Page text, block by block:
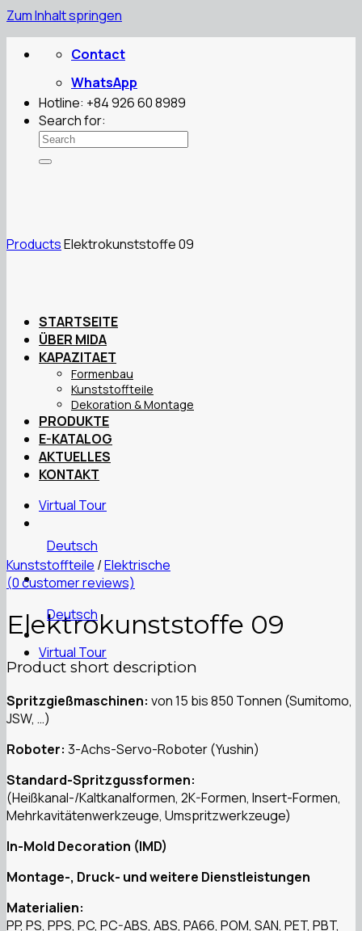
Zum Inhalt springen
Contact
WhatsApp
Hotline: +84 926 60 8989
Search for:
STARTSEITE
ÜBER MIDA
KAPAZITAET
Formenbau
Kunststoffteile
Dekoration & Montage
PRODUKTE
E-KATALOG
AKTUELLES
KONTAKT
Virtual Tour
Deutsch
Deutsch
Virtual Tour
ProductsElektrokunststoffe 09
Kunststoffteile /Elektrische
(0customer reviews)
Elektrokunststoffe 09
Product short description
Spritzgießmaschinen: von 15 bis 850 Tonnen (Sumitomo,
JSW, …)
Roboter: 3-Achs-Servo-Roboter (Yushin)
Standard-Spritzgussformen:
(Heißkanal-/Kaltkanalformen, 2K-Formen, Insert-Formen,
Mehrkavitätenwerkzeuge, Umspritzwerkzeuge)
In-Mold Decoration (IMD)
Montage-, Druck- und weitere Dienstleistungen
Materialien:
PP, PS, PPS, PC, PC-ABS, ABS, PA66, POM, SAN, PET, PBT,